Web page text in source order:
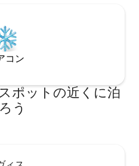
コン
ポットの近くに泊
う